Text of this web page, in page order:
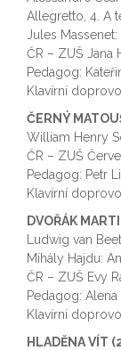
Allegretto, 4. A
Jules
ČR – ZUŠ Jana
Pedagog:
Klavírní
ČERNÝ
William Henry
ČR – ZUŠ
Pedagog: Petr
Klavírní
DVOŘÁK
Ludwig van
Mihály Hajdu:
ČR – ZUŠ Evy
Pedagog:
Klavírní
HLADĚNA VÍT